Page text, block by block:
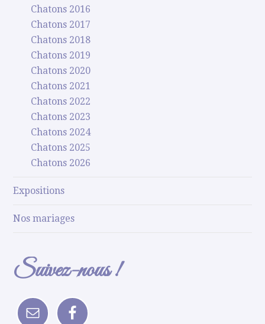
Chatons 2016
Chatons 2017
Chatons 2018
Chatons 2019
Chatons 2020
Chatons 2021
Chatons 2022
Chatons 2023
Chatons 2024
Chatons 2025
Chatons 2026
Expositions
Nos mariages
Suivez-nous !